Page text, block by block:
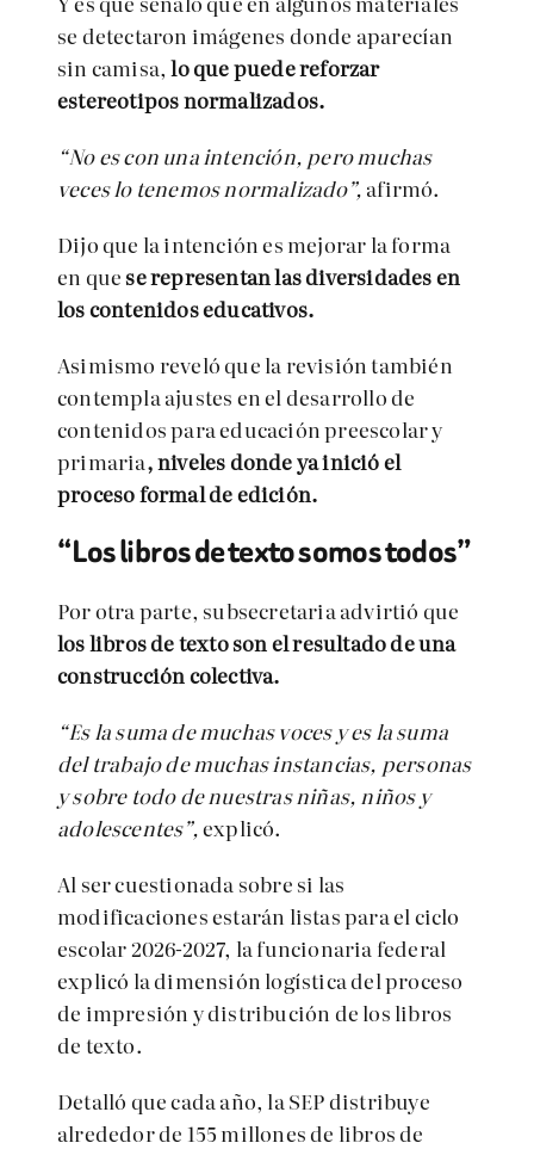
se detectaron imágenes donde aparecían
sin camisa,lo que puede reforzar
estereotipos normalizados.
“No es con una intención, pero muchas
veces lo tenemos normalizado”, afirmó.
Dijo que la intención es mejorar la forma
en quese representan las diversidades en
los contenidos educativos.
Asimismo reveló que la revisión también
contempla ajustes en el desarrollo de
contenidos para educación preescolar y
primaria, niveles donde ya inició el
proceso formal de edición.
“Los libros de texto somos todos”
Por otra parte, subsecretaria advirtió que
los libros de texto son el resultado de una
construcción colectiva.
“Es la suma de muchas voces y es la suma
del trabajo de muchas instancias, personas
y sobre todo de nuestras niñas, niños y
adolescentes”,explicó.
Al ser cuestionada sobre si las
modificaciones estarán listas para el ciclo
escolar 2026-2027, la funcionaria federal
explicó la dimensión logística del proceso
de impresión y distribución de los libros
de texto.
Detalló que cada año, laSEP distribuye
alrededor de 155 millones de libros de